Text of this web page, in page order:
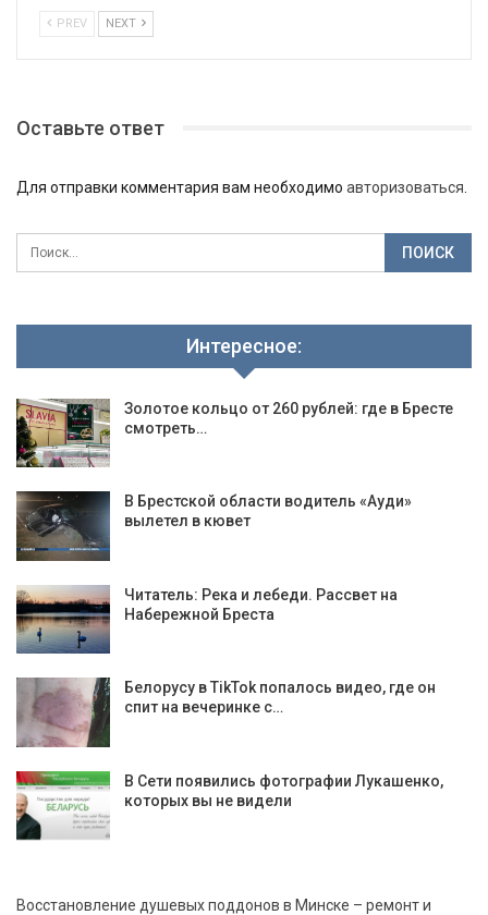
PREV NEXT
Оставьте ответ
Для отправки комментария вам необходимо авторизоваться
Интересное:
Золотое кольцо от 260 рублей: где в Бресте
смотреть…
В Брестской области водитель «Ауди»
вылетел в кювет
Читатель: Река и лебеди. Рассвет на
Набережной Бреста
Белорусу в TikTok попалось видео, где он
спит на вечеринке с…
В Сети появились фотографии Лукашенко,
которых вы не видели
Восстановление душевых поддонов в Минске – ремонт и